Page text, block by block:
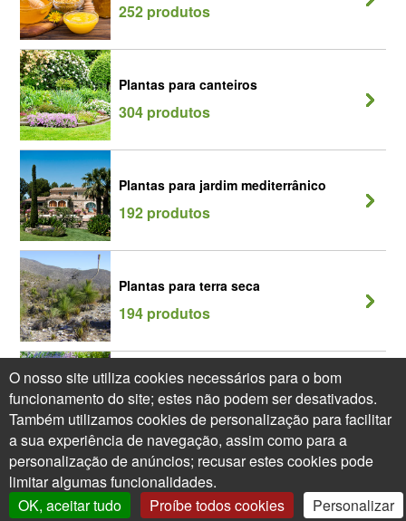
252 produtos
Plantas para canteiros
304 produtos
Plantas para jardim mediterrânico
192 produtos
Plantas para terra seca
194 produtos
Plantas vivazes Plantas perenes
239 produtos
O nosso site utiliza cookies necessários para o bom
funcionamento do site; estes não podem ser desativados.
Também utilizamos cookies de personalização para facilitar
a sua experiência de navegação, assim como para a
personalização de anúncios; recusar estes cookies pode
limitar algumas funcionalidades.
OK, aceitar tudo
Proíbe todos cookies Personalizar